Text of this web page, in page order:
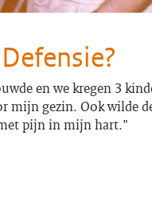
en we kregen 3
mijn gezin. Ook wilde
pijn in mijn hart."